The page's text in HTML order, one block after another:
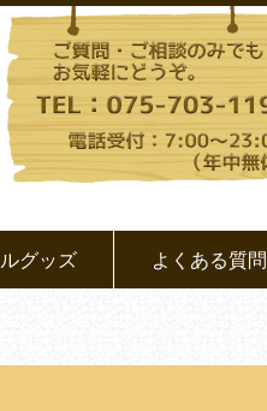
グッズ よくある質問